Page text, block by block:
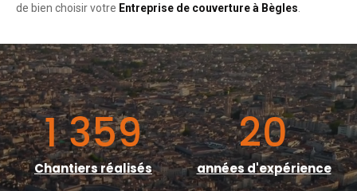
de bien choisir votre Entreprise de couverture à Bègles
1 359
Chantiers réalisés
20
années d'expérience